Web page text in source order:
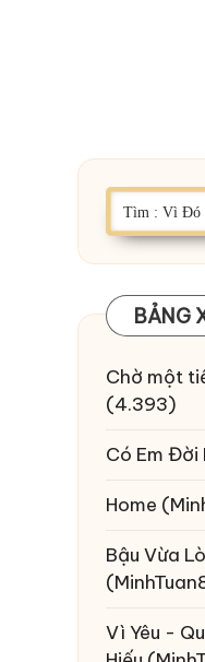
BẢNG
Chờ một
(4.393)
Có Em Đời
Home
Bậu Vừa
Vì Yêu -